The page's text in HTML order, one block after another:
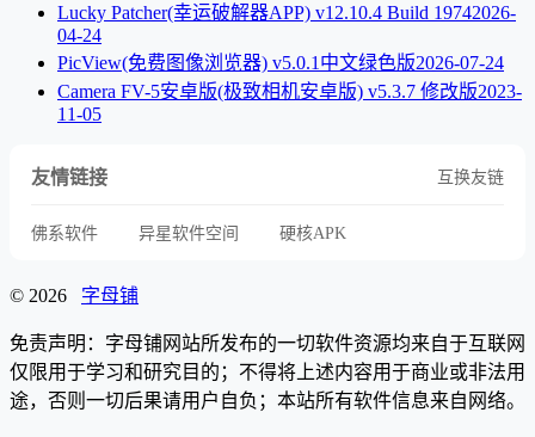
Lucky Patcher(幸运破解器APP) v12.10.4 Build 19742026-
04-24
PicView(免费图像浏览器) v5.0.1中文绿色版2026-07-24
Camera FV-5安卓版(极致相机安卓版) v5.3.7 修改版2023-
11-05
友情链接 互换友链
佛系软件 异星软件空间 硬核APK
© 2026 字母铺
免责声明：字母铺网站所发布的一切软件资源均来自于互联网
仅限用于学习和研究目的；不得将上述内容用于商业或非法用
途，否则一切后果请用户自负；本站所有软件信息来自网络。